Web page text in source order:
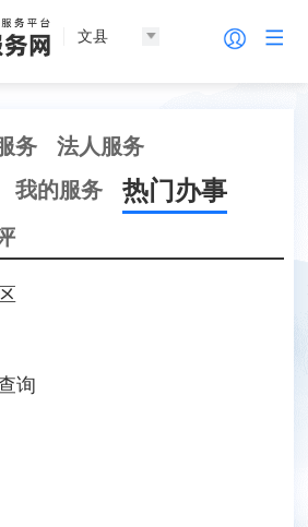
文县
务
法人服务
我的服务 热门办事
询